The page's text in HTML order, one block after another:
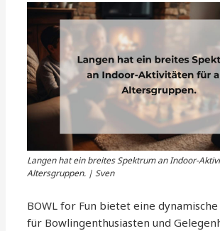
Langen hat ein breites Spektrum an Indoor-
Altersgruppen. | Sven
BOWL for Fun bietet eine
für Bowlingenthusiasten und